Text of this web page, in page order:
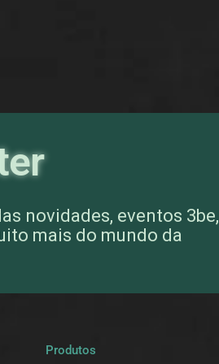
novidades, eventos 3be,
mais do mundo da
Produtos